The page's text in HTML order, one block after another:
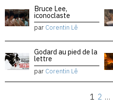
Bruce Lee,
iconoclaste
par Corentin Lê
Godard au pied de la
lettre
par Corentin Lê
1 2 …